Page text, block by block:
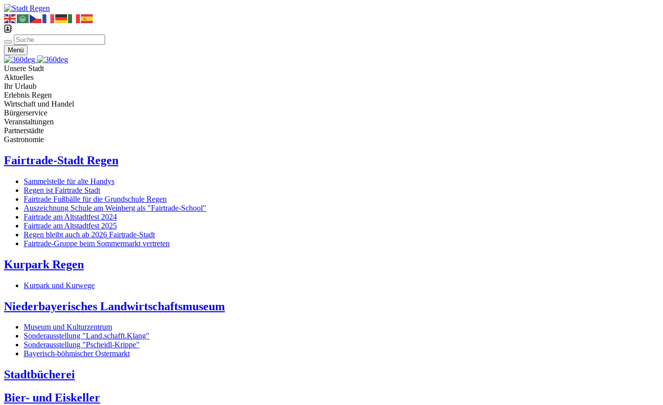
Menü
Unsere Stadt
Aktuelles
Ihr Urlaub
Erlebnis Regen
Wirtschaft und Handel
Bürgerservice
Veranstaltungen
Partnerstädte
Gastronomie
Fairtrade-Stadt Regen
Sammelstelle für alte Handys
Regen ist Fairtrade Stadt
Fairtrade Fußbälle für die Grundschule Regen
Auszeichnung Schule am Weinberg als "Fairtrade-School"
Fairtrade am Altstadtfest 2024
Fairtrade am Altstadtfest 2025
Regen bleibt auch ab 2026 Fairtrade-Stadt
Fairtrade-Gruppe beim Sommermarkt vertreten
Kurpark Regen
Kurpark und Kurwege
Niederbayerisches Landwirtschaftsmuseum
Museum und Kulturzentrum
Sonderausstellung "Land.schafft.Klang"
Sonderausstellung "Pscheidl-Krippe"
Bayerisch-böhmischer Ostermarkt
Stadtbücherei
Bier- und Eiskeller